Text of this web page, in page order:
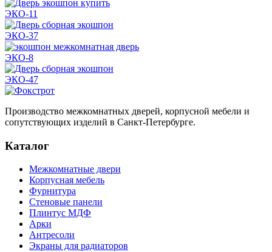
ЭКО-11
ЭКО-37
ЭКО-8
ЭКО-47
Производство межкомнатных дверей, корпусной мебели и
сопутствующих изделий в Санкт-Петербурге.
Каталог
Межкомнатные двери
Корпусная мебель
Фурнитура
Стеновые панели
Плинтус МДФ
Арки
Антресоли
Экраны для радиаторов